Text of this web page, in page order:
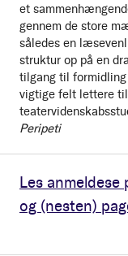
Les
og (nesten)
et
gennem de store
således en
struktur op på en
tilgang til
vigtige felt lettere
Peripeti